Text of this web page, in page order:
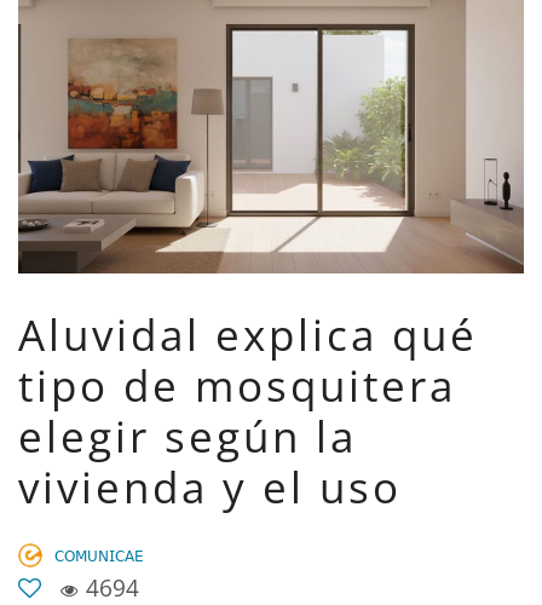
Aluvidal explica qué
tipo de mosquitera
elegir según la
vivienda y el uso
𝖢𝖮𝖬𝖴𝖭𝖨𝖢𝖠𝖤
4694